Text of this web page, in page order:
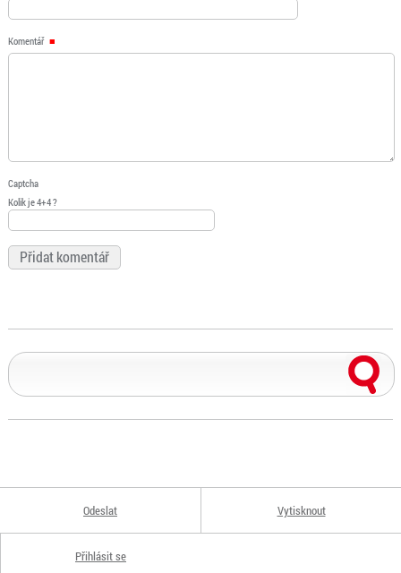
Komentář
Captcha
Kolik je 4+4 ?
Odeslat Vytisknout
Přihlásit se